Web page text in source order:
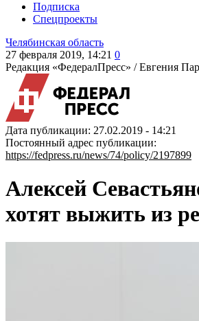
Подписка
Спецпроекты
Челябинская область
27 февраля 2019, 14:21 0
Редакция «ФедералПресс» /Евгения
Дата публикации: 27.02.2019 - 14:21
Постоянный адрес публикации:
https://fedpress.ru/news/74/policy/2197899
Алексей
хотят выжить из